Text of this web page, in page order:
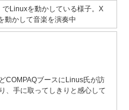
Linuxを動かしている様子。X
動かして音楽を演奏中
COMPAQブースにLinus氏が訪
、手に取ってしきりと感心して